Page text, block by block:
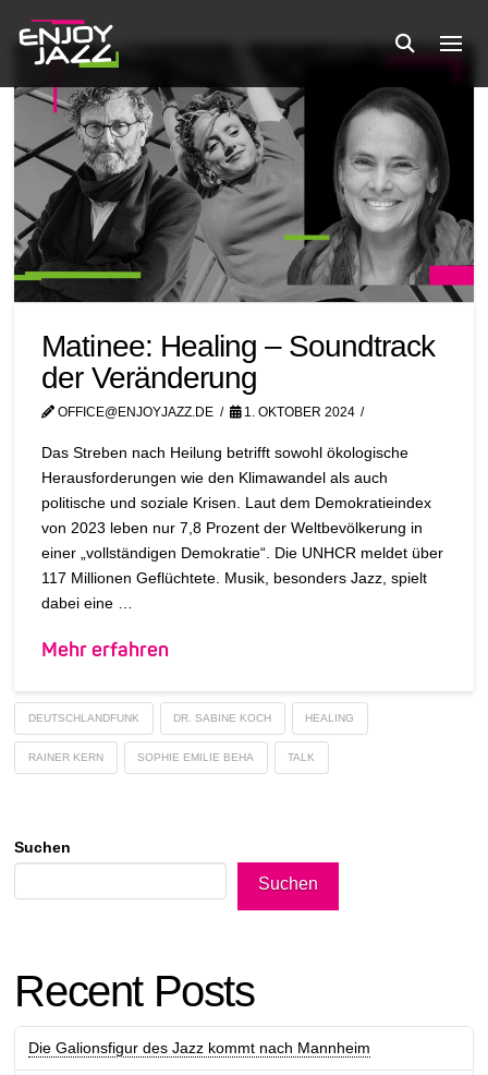
Matinee: Healing – Soundtrack
der Veränderung
OFFICE@ENJOYJAZZ.DE 1. OKTOBER 2024
Das Streben nach Heilung betrifft sowohl ökologische
Herausforderungen wie den Klimawandel als auch
politische und soziale Krisen. Laut dem Demokratieindex
von 2023 leben nur 7,8 Prozent der Weltbevölkerung in
einer „vollständigen Demokratie“. Die UNHCR meldet über
117 Millionen Geflüchtete. Musik, besonders Jazz, spielt
dabei eine …
Mehr erfahren
DEUTSCHLANDFUNK DR. SABINE KOCH HEALING
RAINER KERN SOPHIE EMILIE BEHA TALK
Suchen
Suchen
Recent Posts
Die Galionsfigur des Jazz kommt nach Mannheim